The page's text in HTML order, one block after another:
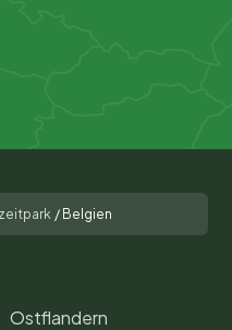
/ Belgien
Ostflandern